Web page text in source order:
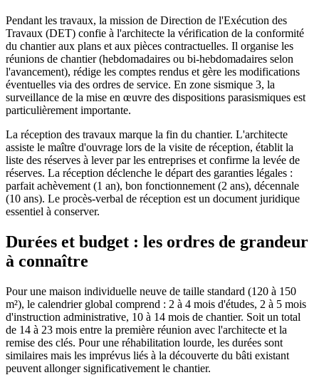
Pendant les travaux, la mission de Direction de l'Exécution des
Travaux (DET) confie à l'architecte la vérification de la conformité
du chantier aux plans et aux pièces contractuelles. Il organise les
réunions de chantier (hebdomadaires ou bi-hebdomadaires selon
l'avancement), rédige les comptes rendus et gère les modifications
éventuelles via des ordres de service. En zone sismique 3, la
surveillance de la mise en œuvre des dispositions parasismiques est
particulièrement importante.
La réception des travaux marque la fin du chantier. L'architecte
assiste le maître d'ouvrage lors de la visite de réception, établit la
liste des réserves à lever par les entreprises et confirme la levée de
réserves. La réception déclenche le départ des garanties légales :
parfait achèvement (1 an), bon fonctionnement (2 ans), décennale
(10 ans). Le procès-verbal de réception est un document juridique
essentiel à conserver.
Durées et budget : les ordres de grandeur
à connaître
Pour une maison individuelle neuve de taille standard (120 à 150
m²), le calendrier global comprend : 2 à 4 mois d'études, 2 à 5 mois
d'instruction administrative, 10 à 14 mois de chantier. Soit un total
de 14 à 23 mois entre la première réunion avec l'architecte et la
remise des clés. Pour une réhabilitation lourde, les durées sont
similaires mais les imprévus liés à la découverte du bâti existant
peuvent allonger significativement le chantier.